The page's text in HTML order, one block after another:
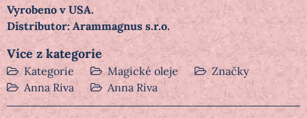
Vyrobeno v USA.
Distributor: Arammagnus s.r.o.
Více z kategorie
Kategorie Magické oleje
Značky
Anna Riva
Anna Riva